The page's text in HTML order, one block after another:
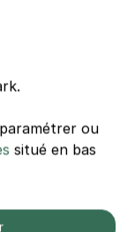
avec votre
Disponible sur
Google Play
ou
situé en bas